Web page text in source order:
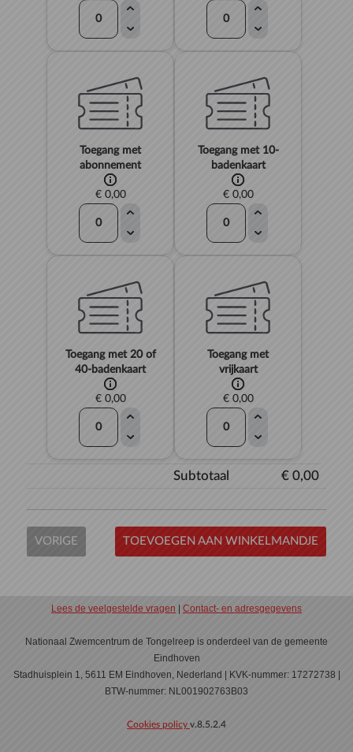
Toegang met
abonnement
€ 0,00
Toegang met 10-
badenkaart
€ 0,00
Toegang met 20 of
40-badenkaart
€ 0,00
Toegang met
vrijkaart
€ 0,00
Subtotaal € 0,00
VORIGE TOEVOEGEN AAN WINKELMANDJE
Lees de veelgestelde vragen Contact- en adresgegevens
Nationaal Zwemcentrum de Tongelreep is onderdeel van de gemeente
Eindhoven
Stadhuisplein 1, 5611 EM Eindhoven, Nederland | KVK-nummer: 17272738 |
BTW-nummer: NL001902763B03
Cookies policy v.8.5.2.4